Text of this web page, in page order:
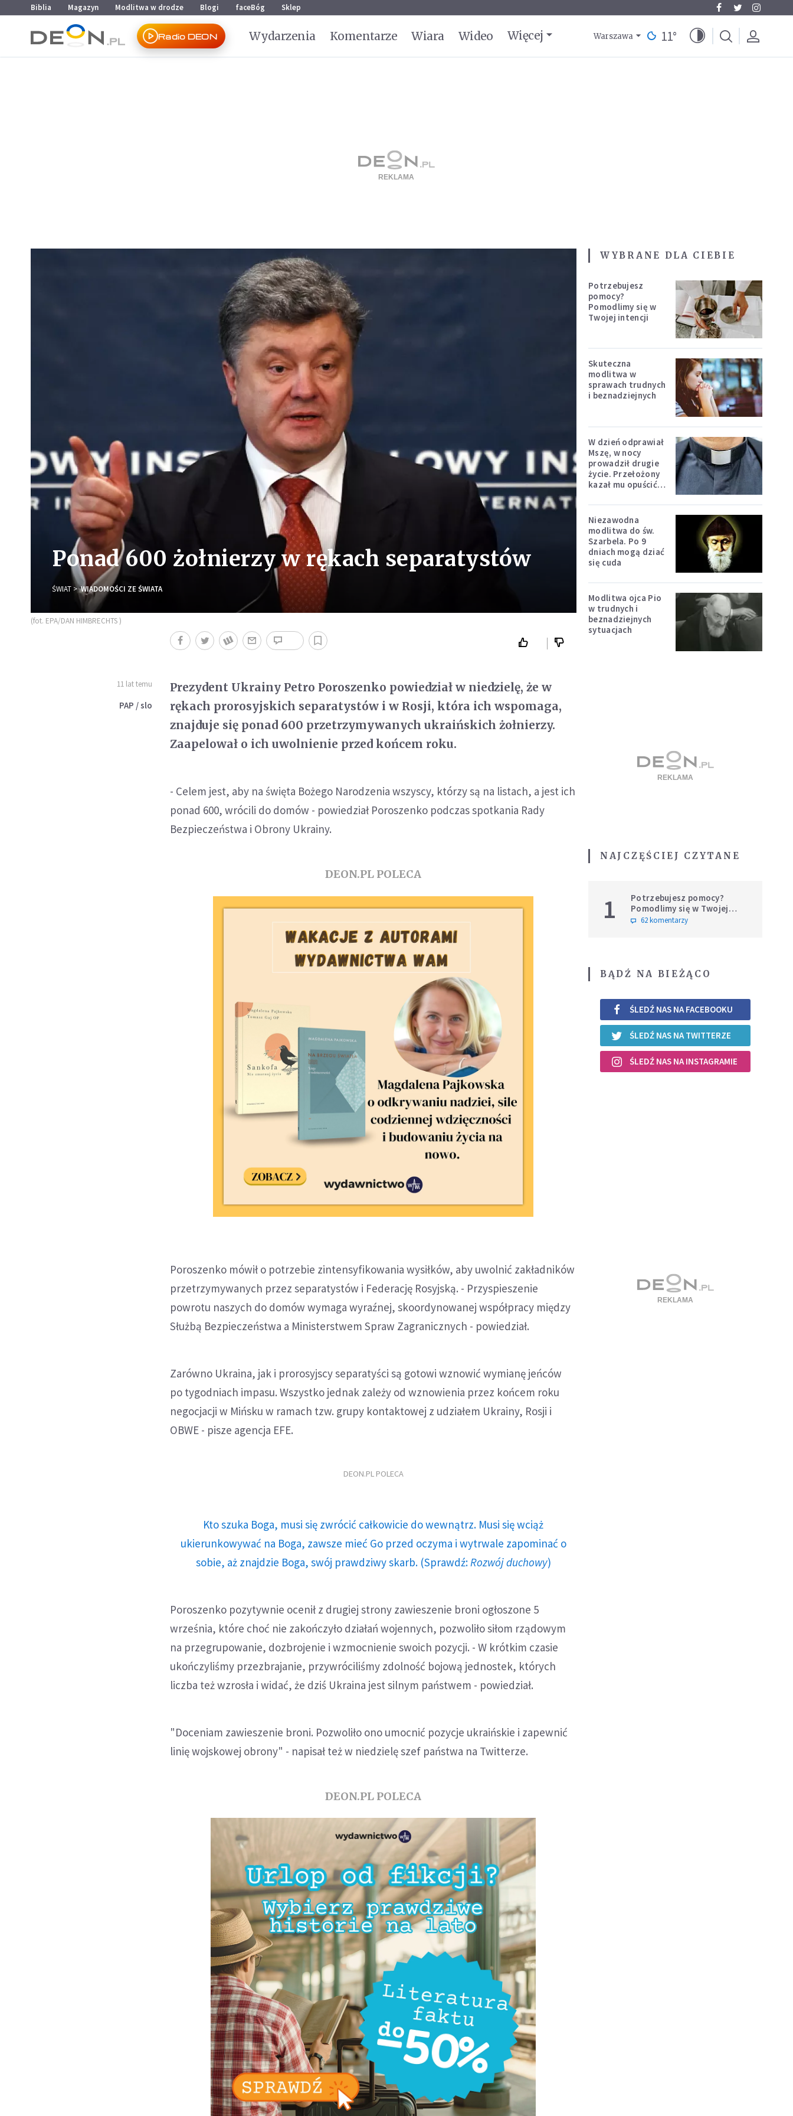
Przejdź do menu głównego
Przejdź do treści
Biblia Magazyn Modlitwa w drodze Blogi faceBóg Sklep
Radio DEON Wydarzenia Komentarze Wiara Wideo Więcej Warszawa 11°
Ponad 600 żołnierzy w rękach separatystów
ŚWIAT WIADOMOŚCI ZE ŚWIATA
(fot. EPA/DAN HIMBRECHTS )
11 lat temu
PAP / slo
Prezydent Ukrainy Petro Poroszenko powiedział w niedzielę, że w
rękach prorosyjskich separatystów i w Rosji, która ich wspomaga,
znajduje się ponad 600 przetrzymywanych ukraińskich żołnierzy.
Zaapelował o ich uwolnienie przed końcem roku.
- Celem jest, aby na święta Bożego Narodzenia wszyscy, którzy są na listach, a jest ich
ponad 600, wrócili do domów - powiedział Poroszenko podczas spotkania Rady
Bezpieczeństwa i Obrony Ukrainy.
DEON.PL POLECA
Poroszenko mówił o potrzebie zintensyfikowania wysiłków, aby uwolnić zakładników
przetrzymywanych przez separatystów i Federację Rosyjską. - Przyspieszenie
powrotu naszych do domów wymaga wyraźnej, skoordynowanej współpracy między
Służbą Bezpieczeństwa a Ministerstwem Spraw Zagranicznych - powiedział.
Zarówno Ukraina, jak i prorosyjscy separatyści są gotowi wznowić wymianę jeńców
po tygodniach impasu. Wszystko jednak zależy od wznowienia przez końcem roku
negocjacji w Mińsku w ramach tzw. grupy kontaktowej z udziałem Ukrainy, Rosji i
OBWE - pisze agencja EFE.
DEON.PL POLECA
Kto szuka Boga, musi się zwrócić całkowicie do wewnątrz. Musi się wciąż
ukierunkowywać na Boga, zawsze mieć Go przed oczyma i wytrwale zapominać o
sobie, aż znajdzie Boga, swój prawdziwy skarb. (Sprawdź: Rozwój duchowy)
Poroszenko pozytywnie ocenił z drugiej strony zawieszenie broni ogłoszone 5
września, które choć nie zakończyło działań wojennych, pozwoliło siłom rządowym
na przegrupowanie, dozbrojenie i wzmocnienie swoich pozycji. - W krótkim czasie
ukończyliśmy przezbrajanie, przywróciliśmy zdolność bojową jednostek, których
liczba też wzrosła i widać, że dziś Ukraina jest silnym państwem - powiedział.
"Doceniam zawieszenie broni. Pozwoliło ono umocnić pozycje ukraińskie i zapewnić
linię wojskowej obrony" - napisał też w niedzielę szef państwa na Twitterze.
DEON.PL POLECA
WYBRANE DLA CIEBIE
Potrzebujesz
pomocy?
Pomodlimy się w
Twojej intencji
Skuteczna
modlitwa w
sprawach trudnych
i beznadziejnych
W dzień odprawiał
Mszę, w nocy
prowadził drugie
życie. Przełożony
kazał mu opuścić
Niezawodna
modlitwa do św.
Szarbela. Po 9
dniach mogą dziać
się cuda
Modlitwa ojca Pio
w trudnych i
beznadziejnych
sytuacjach
NAJCZĘŚCIEJ CZYTANE
1
Potrzebujesz pomocy?
Pomodlimy się w Twojej
intencji
62 komentarzy
BĄDŹ NA BIEŻĄCO
ŚLEDŹ NAS NA FACEBOOKU
ŚLEDŹ NAS NA TWITTERZE
ŚLEDŹ NAS NA INSTAGRAMIE